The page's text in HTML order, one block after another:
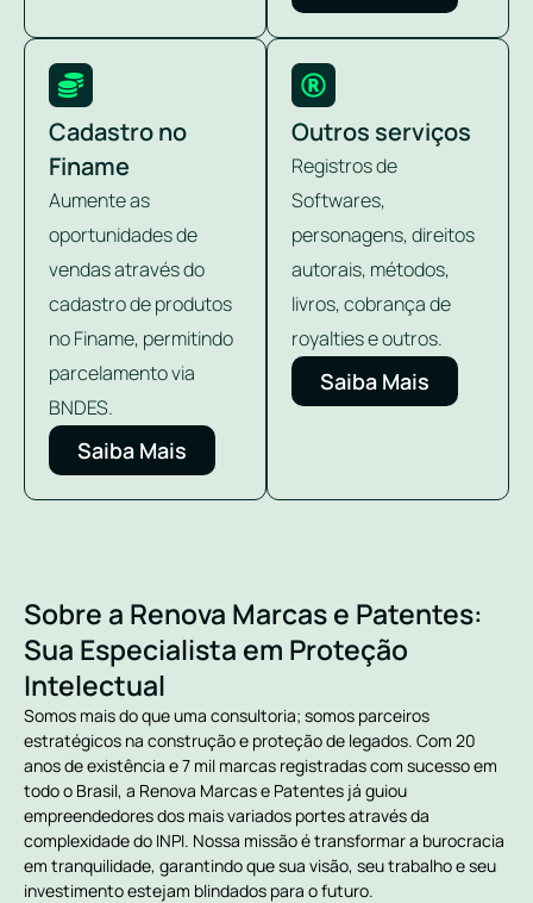
Cadastro no
Finame
Aumente as
oportunidades de
vendas através do
cadastro de produtos
no Finame, permitindo
parcelamento via
BNDES.
Saiba Mais
Outros serviços
Registros de
Softwares,
personagens, direitos
autorais, métodos,
livros, cobrança de
royalties e outros.
Saiba Mais
Sobre a Renova Marcas e Patentes:
Sua Especialista em Proteção
Intelectual
Somos mais do que uma consultoria; somos parceiros
estratégicos na construção e proteção de legados. Com 20
anos de existência e 7 mil marcas registradas com sucesso em
todo o Brasil, a Renova Marcas e Patentes já guiou
empreendedores dos mais variados portes através da
complexidade do INPI. Nossa missão é transformar a burocracia
em tranquilidade, garantindo que sua visão, seu trabalho e seu
investimento estejam blindados para o futuro.